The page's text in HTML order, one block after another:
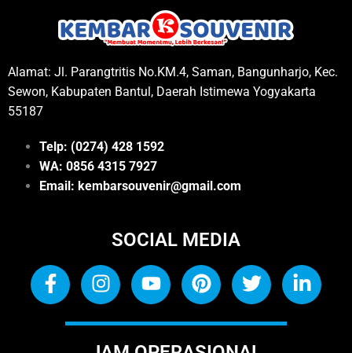
Alamat: Jl. Parangtritis No.KM.4, Saman, Bangunharjo, Kec.
Sewon, Kabupaten Bantul, Daerah Istimewa Yogyakarta
55187
Telp: (0274) 428 1592
WA: 0856 4315 7927
Email: kembarsouvenir@gmail.com
SOCIAL MEDIA